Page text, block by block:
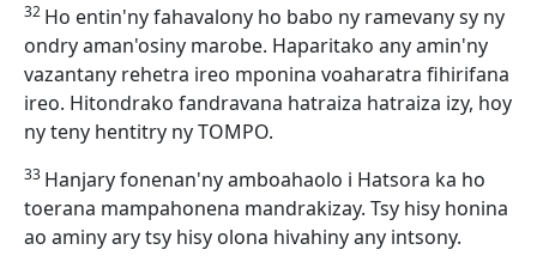
32 Ho entin'ny fahavalony ho babo ny ramevany sy ny
ondry aman'osiny marobe. Haparitako any amin'ny
vazantany rehetra ireo mponina voaharatra fihirifana
ireo. Hitondrako fandravana hatraiza hatraiza izy, hoy
ny teny hentitry ny TOMPO.
33 Hanjary fonenan'ny amboahaolo i Hatsora ka ho
toerana mampahonena mandrakizay. Tsy hisy honina
ao aminy ary tsy hisy olona hivahiny any intsony.